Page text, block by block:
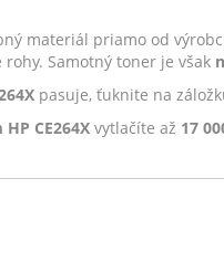
materiál priamo od
Samotný toner je však
pasuje, ťuknite na
CE264X vytlačíte až 17